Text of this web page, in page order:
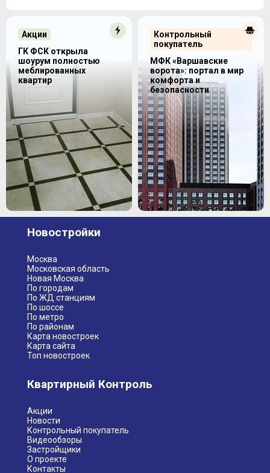
Контрольный
покупатель
МФК «Варшавские
ворота»: портал в мир
комфорта и
безопасности
Акции
ГК ФСК открыла
шоурум полностью
меблированных
квартир
Новостройки
Москва
Московская область
Новая Москва
По городам
По ЖД станциям
По шоссе
По метро
По районам
Карта новостроек
Карта сайта
Топ новостроек
Квартирный Контроль
Акции
Новости
Контрольный покупатель
Видеообзоры
Застройщики
О проекте
Контакты